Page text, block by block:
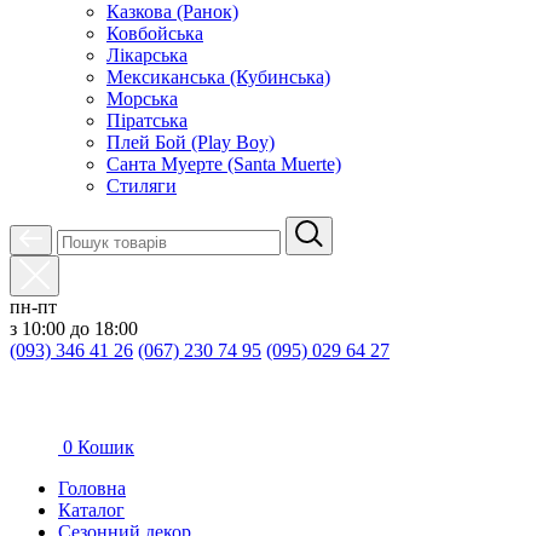
Казкова (Ранок)
Ковбойська
Лікарська
Мексиканська (Кубинська)
Морська
Піратська
Плей Бой (Play Boy)
Санта Муерте (Santa Muerte)
Стиляги
пн-пт
з 10:00 до 18:00
(093) 346 41 26 (067) 230 74 95 (095) 029 64 27
0 Кошик
Головна
Каталог
Сезонний декор